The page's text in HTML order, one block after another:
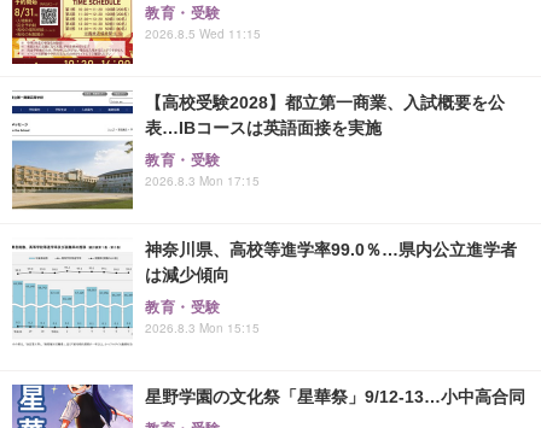
教育・受験
2026.8.5 Wed 11:15
【高校受験2028】都立第一商業、入試概要を公
表…IBコースは英語面接を実施
教育・受験
2026.8.3 Mon 17:15
神奈川県、高校等進学率99.0％…県内公立進学者
は減少傾向
教育・受験
2026.8.3 Mon 15:15
星野学園の文化祭「星華祭」9/12-13…小中高合同